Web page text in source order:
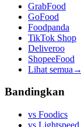
GrabFood
GoFood
Foodpanda
TikTok Shop
Deliveroo
ShopeeFood
Lihat semua →
Bandingkan
vs Foodics
vs Lightspeed